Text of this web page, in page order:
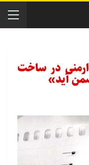
در ساخت
آید»